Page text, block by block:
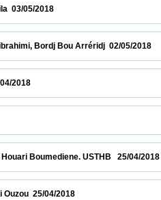
Msila  03/05/2018
El ibrahimi, Bordj Bou Arréridj
1  30/04/2018
2018
Houari Boumediene. USTHB
Tizi Ouzou  25/04/2018